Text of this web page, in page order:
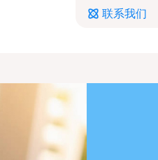
联系我们